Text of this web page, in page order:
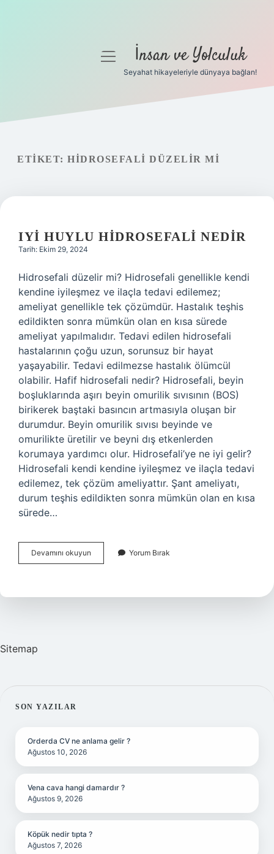
Gizlilik Politikası
menüyü İnsan ve Yolculuk
Seyahat hikayeleriyle dünyaya bağlan!
ETIKET: HIDROSEFALI DÜZELIR MI
IYI HUYLU HIDROSEFALI NEDIR
Tarih: Ekim 29, 2024
Hidrosefali düzelir mi? Hidrosefali genellikle kendi
kendine iyileşmez ve ilaçla tedavi edilemez;
ameliyat genellikle tek çözümdür. Hastalık teşhis
edildikten sonra mümkün olan en kısa sürede
ameliyat yapılmalıdır. Tedavi edilen hidrosefali
hastalarının çoğu uzun, sorunsuz bir hayat
yaşayabilir. Tedavi edilmezse hastalık ölümcül
olabilir. Hafif hidrosefali nedir? Hidrosefali, beyin
boşluklarında aşırı beyin omurilik sıvısının (BOS)
birikerek baştaki basıncın artmasıyla oluşan bir
durumdur. Beyin omurilik sıvısı beyinde ve
omurilikte üretilir ve beyni dış etkenlerden
korumaya yardımcı olur. Hidrosefali’ye ne iyi gelir?
Hidrosefali kendi kendine iyileşmez ve ilaçla tedavi
edilemez, tek çözüm ameliyattır. Şant ameliyatı,
durum teşhis edildikten sonra mümkün olan en kısa
sürede…
Devamını okuyun
Huylu
Yorum Bırak
Sitemap
SIDEBAR
SON YAZILAR
Orderda CV ne anlama gelir ?
Ağustos 10, 2026
Vena cava hangi damardır ?
Ağustos 9, 2026
Köpük nedir tıpta ?
Ağustos 7, 2026